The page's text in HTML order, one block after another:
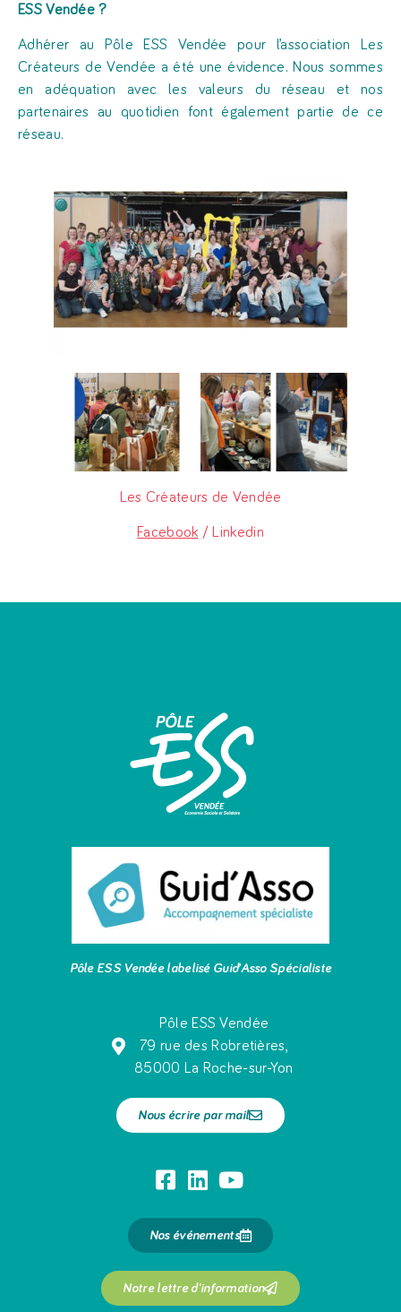
ESS Vendée ?
Adhérer au Pôle ESS Vendée pour l’association Les
Créateurs de Vendée a été une évidence. Nous sommes
en adéquation avec les valeurs du réseau et nos
partenaires au quotidien font également partie de ce
réseau.
Les Créateurs de Vendée
Facebook / Linkedin
Pôle ESS Vendée labelisé Guid’Asso Spécialiste
Pôle ESS Vendée
79 rue des Robretières,
85000 La Roche-sur-Yon
Nous écrire par mail
Nos événements
Notre lettre d'information